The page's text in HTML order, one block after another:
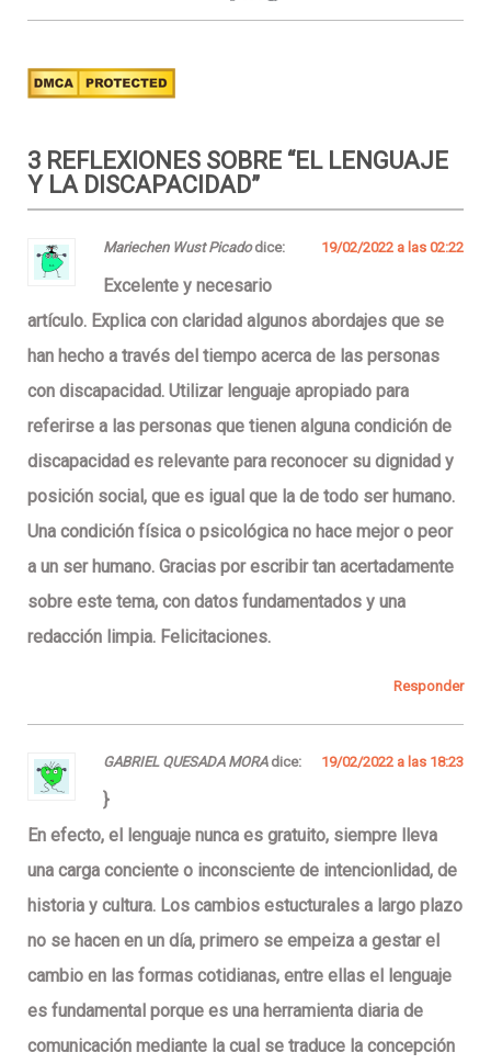
3 REFLEXIONES SOBRE “EL LENGUAJE
Y LA DISCAPACIDAD”
Mariechen Wust Picado dice: 19/02/2022 a las 02:22
Excelente y necesario
artículo. Explica con claridad algunos abordajes que se
han hecho a través del tiempo acerca de las personas
con discapacidad. Utilizar lenguaje apropiado para
referirse a las personas que tienen alguna condición de
discapacidad es relevante para reconocer su dignidad y
posición social, que es igual que la de todo ser humano.
Una condición física o psicológica no hace mejor o peor
a un ser humano. Gracias por escribir tan acertadamente
sobre este tema, con datos fundamentados y una
redacción limpia. Felicitaciones.
Responder
GABRIEL QUESADA MORA dice: 19/02/2022 a las 18:23
}
En efecto, el lenguaje nunca es gratuito, siempre lleva
una carga conciente o inconsciente de intencionlidad, de
historia y cultura. Los cambios estucturales a largo plazo
no se hacen en un día, primero se empeiza a gestar el
cambio en las formas cotidianas, entre ellas el lenguaje
es fundamental porque es una herramienta diaria de
comunicación mediante la cual se traduce la concepción